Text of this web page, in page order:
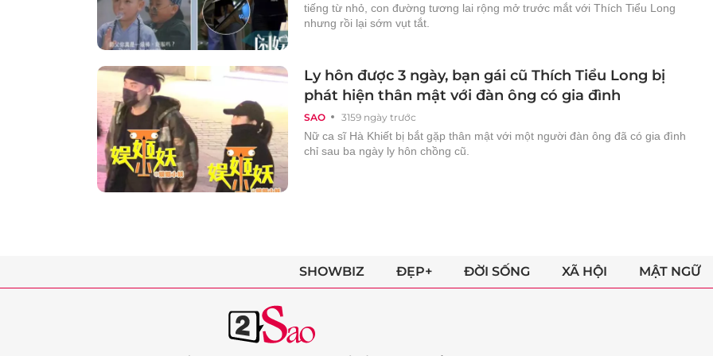
tiếng từ nhỏ, con đường tương lai rộng mở trước mắt với Thích Tiểu Long
nhưng rồi lại sớm vụt tắt.
SAO 3159 ngày trước
Ly hôn được 3 ngày, bạn gái cũ Thích Tiểu Long bị
phát hiện thân mật với đàn ông có gia đình
Nữ ca sĩ Hà Khiết bị bắt gặp thân mật với một người đàn ông đã có gia đình
chỉ sau ba ngày ly hôn chồng cũ.
SHOWBIZ ĐẸP+ ĐỜI SỐNG XÃ HỘI MẬT NGỮ